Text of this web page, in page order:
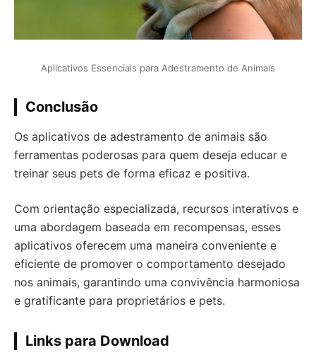
Aplicativos Essenciais para Adestramento de Animais
Conclusão
Os aplicativos de adestramento de animais são
ferramentas poderosas para quem deseja educar e
treinar seus pets de forma eficaz e positiva.
Com orientação especializada, recursos interativos e
uma abordagem baseada em recompensas, esses
aplicativos oferecem uma maneira conveniente e
eficiente de promover o comportamento desejado
nos animais, garantindo uma convivência harmoniosa
e gratificante para proprietários e pets.
Links para Download